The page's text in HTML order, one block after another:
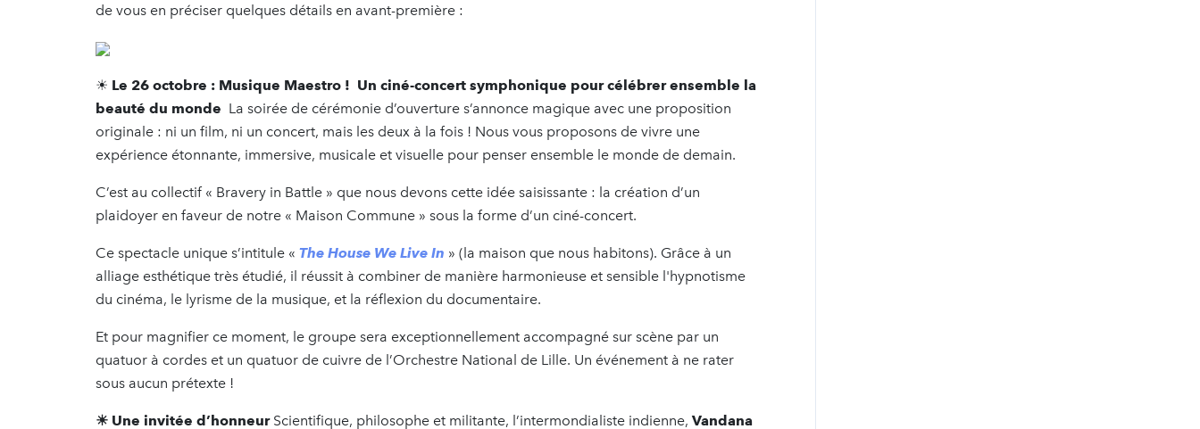
de vous en préciser quelques détails en avant-première :
☀ Le 26 octobre : Musique Maestro ! Un ciné-concert symphonique pour célébrer ensemble la
beauté du monde La soirée de cérémonie d’ouverture s’annonce magique avec une proposition
originale : ni un film, ni un concert, mais les deux à la fois ! Nous vous proposons de vivre une
expérience étonnante, immersive, musicale et visuelle pour penser ensemble le monde de demain.
C’est au collectif « Bravery in Battle » que nous devons cette idée saisissante : la création d’un
plaidoyer en faveur de notre « Maison Commune » sous la forme d’un ciné-concert.
Ce spectacle unique s’intitule « The House We Live In » (la maison que nous habitons). Grâce à un
alliage esthétique très étudié, il réussit à combiner de manière harmonieuse et sensible l'hypnotisme
du cinéma, le lyrisme de la musique, et la réflexion du documentaire.
Et pour magnifier ce moment, le groupe sera exceptionnellement accompagné sur scène par un
quatuor à cordes et un quatuor de cuivre de l’Orchestre National de Lille. Un événement à ne rater
sous aucun prétexte !
☀ Une invitée d’honneurScientifique, philosophe et militante, l’intermondialiste indienne, Vandana